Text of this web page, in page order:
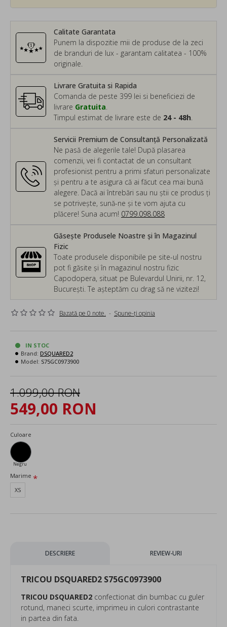
Calitate Garantata
Punem la dispozitie mii de produse de la zeci
de branduri de lux - garantam calitatea - 100%
originale.
Servicii Premium de Consultanță Personalizată
Ne pasă de alegerile tale! După plasarea
comenzii, vei fi contactat de un consultant
profesionist pentru a primi sfaturi personalizate
și pentru a te asigura că ai făcut cea mai bună
alegere. Dacă ai întrebări sau nu știi ce produs ți
se potrivește, sună-ne și te vom ajuta cu
plăcere! Suna acum! 0799.098.088
Livrare Gratuita si Rapida
Comanda de peste 399 lei si beneficiezi de
livrare Gratuita
Timpul estimat de livrare este de 24 - 48h
Găsește Produsele Noastre și în Magazinul
Fizic
Toate produsele disponibile pe site-ul nostru
pot fi găsite și în magazinul nostru fizic
Capodopera, situat pe Bulevardul Unirii, nr. 12,
București. Te așteptăm cu drag să ne vizitezi!
Bazată pe 0 note. - Spune-ţi opinia
549,00 RON
1.099,00 RON
IN STOC
Brand: DSQUARED2
Model: S75GC0973900
Culoare
Negru
Marime
XS
DESCRIERE REVIEW-URI
TRICOU DSQUARED2 S75GC0973900
TRICOU DSQUARED2 confectionat din bumbac cu guler
rotund, maneci scurte, imprimeu in culori contrastante
in partea din fata.